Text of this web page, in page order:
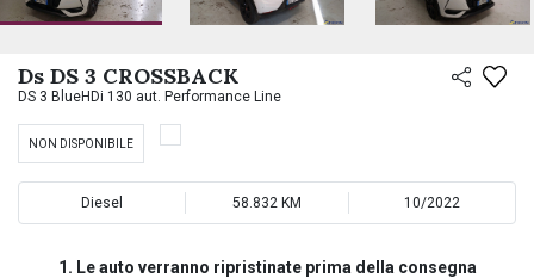
Ds DS 3 CROSSBACK
DS 3 BlueHDi 130 aut. Performance Line
NON DISPONIBILE
Diesel 58.832 KM 10/2022
1. Le auto verranno ripristinate prima della consegna